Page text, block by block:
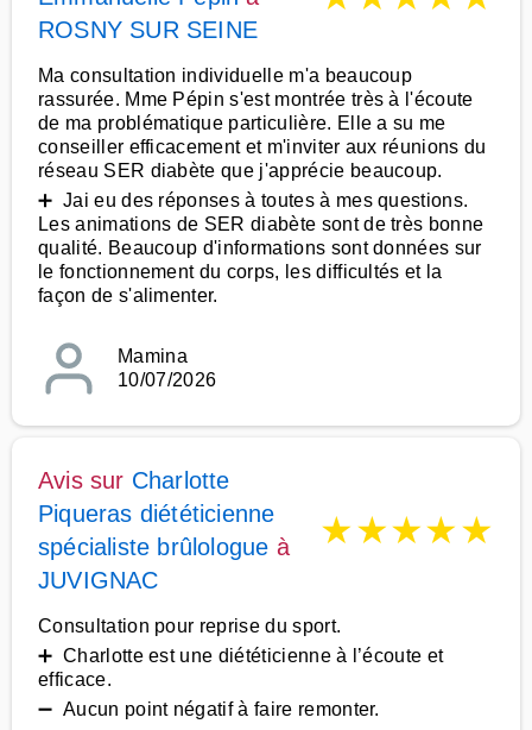
ROSNY SUR SEINE
Ma consultation individuelle m'a beaucoup
rassurée. Mme Pépin s'est montrée très à l'écoute
de ma problématique particulière. Elle a su me
conseiller efficacement et m'inviter aux réunions du
réseau SER diabète que j'apprécie beaucoup.
➕ Jai eu des réponses à toutes à mes questions.
Les animations de SER diabète sont de très bonne
qualité. Beaucoup d'informations sont données sur
le fonctionnement du corps, les difficultés et la
façon de s'alimenter.
Mamina
10/07/2026
Avis sur Charlotte
Piqueras diététicienne
spécialiste brûlologue à
JUVIGNAC
★★★★★
Consultation pour reprise du sport.
➕ Charlotte est une diététicienne à l’écoute et
efficace.
➖ Aucun point négatif à faire remonter.